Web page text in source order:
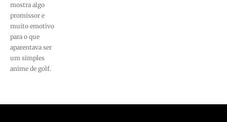
mostra algo
promissor e
muito emotivo
para o que
aparentava ser
um simples
anime de golf.